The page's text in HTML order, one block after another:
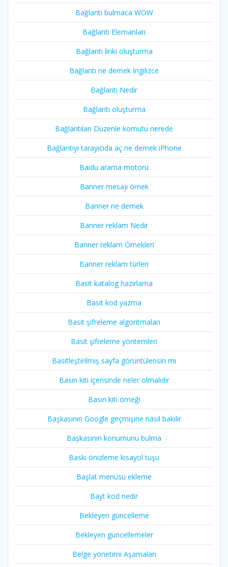
Bağlantı bulmaca WOW
Bağlantı Elemanları
Bağlantı linki oluşturma
Bağlantı ne demek İngilizce
Bağlantı Nedir
Bağlantı oluşturma
Bağlantıları Düzenle komutu nerede
Bağlantıyı tarayıcıda aç ne demek iPhone
Baidu arama motoru
Banner mesajı örnek
Banner ne demek
Banner reklam Nedir
Banner reklam Örnekleri
Banner reklam türleri
Basit katalog hazırlama
Basit kod yazma
Basit şifreleme algoritmaları
Basit şifreleme yöntemleri
Basitleştirilmiş sayfa görüntülensin mı
Basın kiti içerisinde neler olmalıdır
Basın kiti örneği
Başkasının Google geçmişine nasıl bakılır
Başkasının konumunu bulma
Baskı önizleme kısayol tuşu
Başlat menüsü ekleme
Bayt kod nedir
Bekleyen güncelleme
Bekleyen güncellemeler
Belge yönetimi Aşamaları